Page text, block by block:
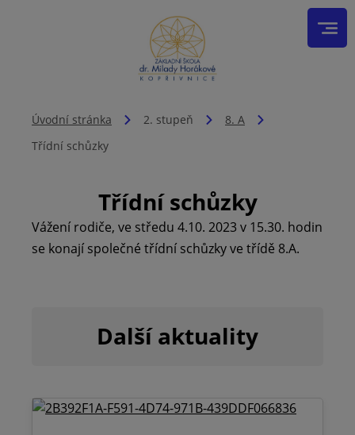
Úvodní stránka 2. stupeň
8. A
Třídní schůzky
Třídní schůzky
Vážení rodiče, ve středu 4.10. 2023 v 15.30. hodin
se konají společné třídní schůzky ve třídě 8.A.
Další aktuality